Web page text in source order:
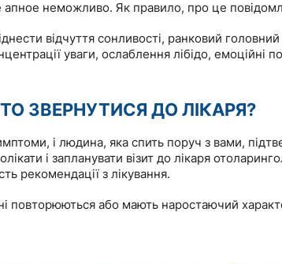
апное неможливо. Як правило, про це
відчуття сонливості, ранковий головний
уваги, ослаблення лібідо, емоційні
ЗВЕРНУТИСЯ ДО ЛІКАРЯ?
і людина, яка спить поруч з вами,
і запланувати візит до лікаря
рекомендації з лікування.
повторюються або мають наростаючий